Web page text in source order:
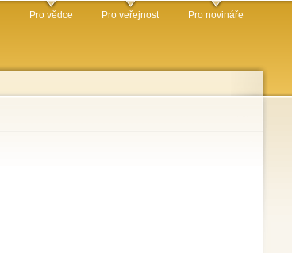
Pro vědce Pro veřejnost Pro novináře